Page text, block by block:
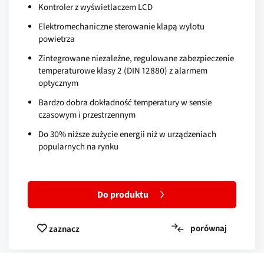
Kontroler z wyświetlaczem LCD
Elektromechaniczne sterowanie klapą wylotu
powietrza
Zintegrowane niezależne, regulowane zabezpieczenie
temperaturowe klasy 2 (DIN 12880) z alarmem
optycznym
Bardzo dobra dokładność temperatury w sensie
czasowym i przestrzennym
Do 30% niższe zużycie energii niż w urządzeniach
popularnych na rynku
Do produktu
zaznacz porównaj